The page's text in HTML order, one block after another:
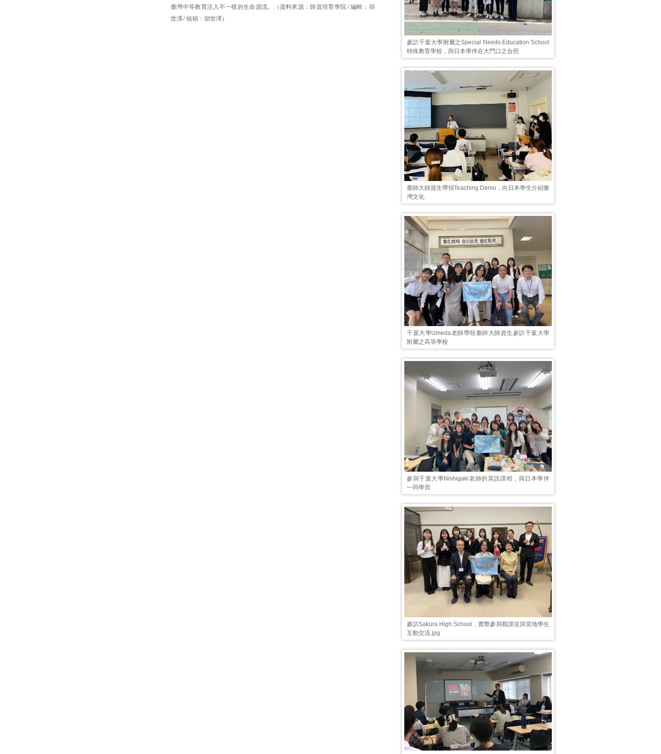
參訪千葉大學附屬之Special Needs Education School
特殊教育學校，與日本學伴在大門口之合照
臺師大師資生帶領Teaching Demo，向日本學生介紹臺
灣文化
千葉大學Umeda老師帶領臺師大師資生參訪千葉大學
附屬之高等學校
參與千葉大學Nishigaki老師的英語課程，與日本學伴
一同學習
參訪Sakura High School，實際參與觀課並與當地學生
互動交流.jpg
臺灣中等教育注入不一樣的生命源流。（資料來源：師資培育學院 ∕ 編輯：胡
世澤 ∕ 核稿：胡世澤）